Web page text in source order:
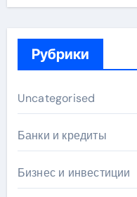
Рубрики
Uncategorised
Банки и кредиты
Бизнес и инвестиции